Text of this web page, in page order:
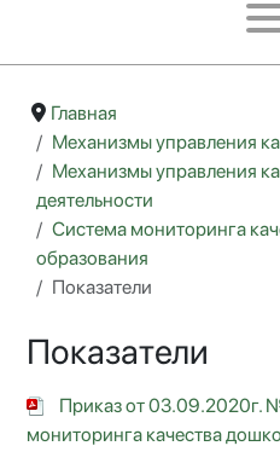
Главная
Механизмы управления
Механизмы управления
деятельности
Система мониторинга
образования
Показатели
Показатели
Приказ от 03.09.2020г.
мониторинга качества